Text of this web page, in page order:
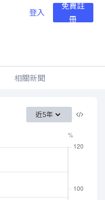
登入
免費註
冊
相關新聞
近5年